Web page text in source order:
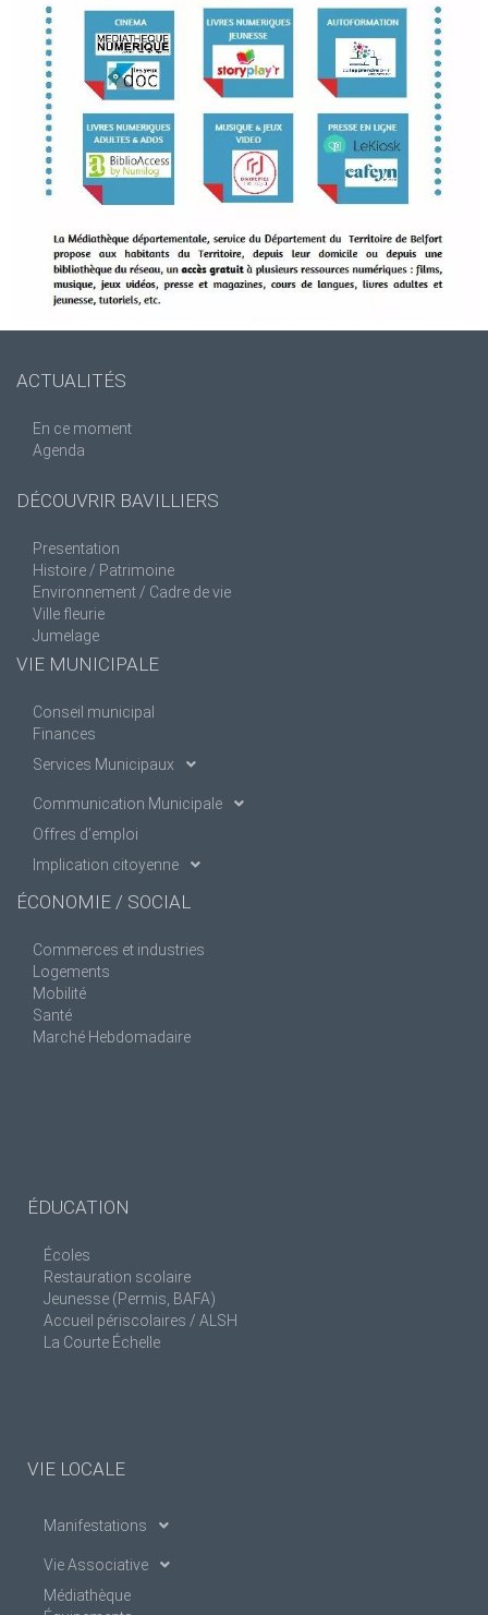
ACTUALITÉS
En ce moment
Agenda
DÉCOUVRIR BAVILLIERS
Presentation
Histoire / Patrimoine
Environnement / Cadre de vie
Ville fleurie
Jumelage
VIE MUNICIPALE
Conseil municipal
Finances
Services Municipaux
Communication Municipale
Offres d’emploi
Implication citoyenne
ÉCONOMIE / SOCIAL
Commerces et industries
Logements
Mobilité
Santé
Marché Hebdomadaire
ÉDUCATION
Écoles
Restauration scolaire
Jeunesse (Permis, BAFA)
Accueil périscolaires / ALSH
La Courte Échelle
VIE LOCALE
Manifestations
Vie Associative
Médiathèque